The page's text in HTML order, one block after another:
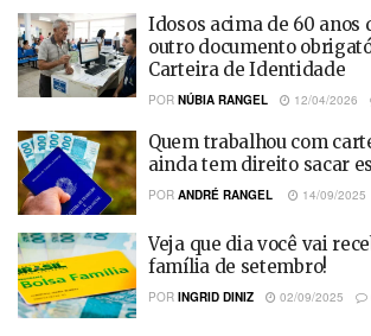
Idosos acima de 60
outro documento
Carteira de Identidade
POR NÚBIA RANGEL 12/04/2026
Quem trabalhou com
ainda tem direito sacar
POR ANDRÉ RANGEL 14/09/2025
Veja que dia você vai
família de setembro!
POR INGRID DINIZ 02/09/2025